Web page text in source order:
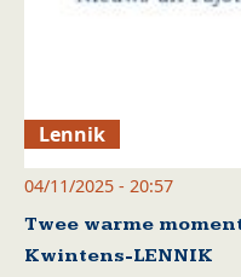
Lennik
04/11/2025 - 20:57
Twee warme
Kwintens-LENNIK